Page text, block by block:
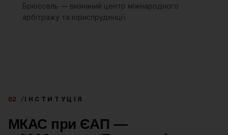
Брюссель — визнаний центр міжнародного
арбітражу та юриспруденції.
02 /ІНСТИТУЦІЯ
МКАС при ЄАП —